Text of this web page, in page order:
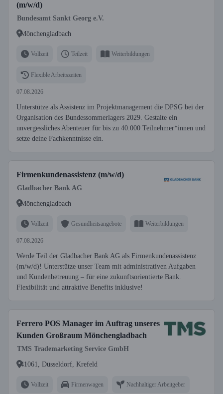
(m/w/d)
Bundesamt Sankt Georg e.V.
Mönchengladbach
Vollzeit Teilzeit Weiterbildungen
Flexible Arbeitszeiten
07.08.2026
Unterstütze als Assistenz im Projektmanagement die DPSG bei der
Organisation des Bundessommerlagers 2029. Gestalte ein
unvergessliches Abenteuer für bis zu 40.000 Teilnehmer*innen und
setze deine Fachkenntnisse ein.
Firmenkundenassistenz (m/w/d)
Gladbacher Bank AG
Mönchengladbach
Vollzeit Gesundheitsangebote Weiterbildungen
07.08.2026
Werde Teil der Gladbacher Bank AG als Firmenkundenassistenz
(m/w/d)! Unterstütze unser Team mit administrativen Aufgaben
und Kundenbetreuung – für eine zukunftsorientierte Bank.
Flexibilität und attraktive Benefits inklusive!
Ferrero POS Manager im Auftrag unseres
Kunden Großraum Mönchengladbach
TMS Trademarketing Service GmbH
41061, Düsseldorf, Krefeld
Vollzeit Firmenwagen Nachhaltiger Arbeitgeber